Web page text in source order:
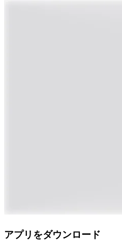
アプリをダウンロード